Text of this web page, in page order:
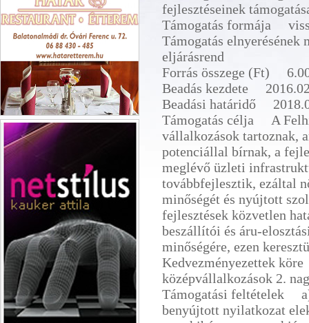
Határ Étterem Balatonalmádi
fejlesztéseinek
Támogatás formája
Támogatás
eljárásrend
Forrás összege (Ft)
Beadás kezdete
Beadási határidő
Támogatás célja A
vállalkozások tartoznak,
potenciállal bírnak, a
meglévő üzleti
továbbfejlesztik, ezáltal
minőségét és nyújtott
fejlesztések közvetlen
beszállítói és áru-
minőségére, ezen
Kedvezményezettek
középvállalkozások 2.
Támogatási feltételek
benyújtott nyilatkozat